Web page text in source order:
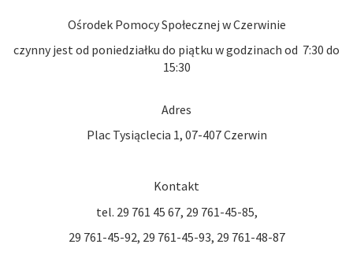
Ośrodek Pomocy Społecznej w Czerwinie
czynny jest od poniedziałku do piątku w godzinach od 7:30 do
15:30
Adres
Plac Tysiąclecia 1, 07-407 Czerwin
Kontakt
tel. 29 761 45 67, 29 761-45-85,
29 761-45-92, 29 761-45-93, 29 761-48-87